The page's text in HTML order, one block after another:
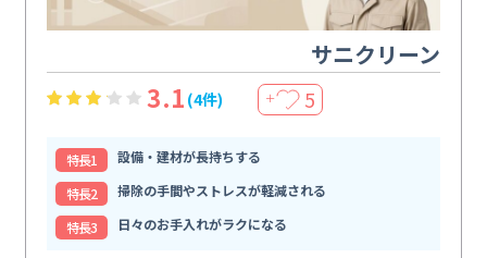
サニクリーン
3.1 (4件) ＋ 5
特⻑1
設備・建材が長持ちする
特⻑2
掃除の手間やストレスが軽減される
特⻑3
日々のお手入れがラクになる